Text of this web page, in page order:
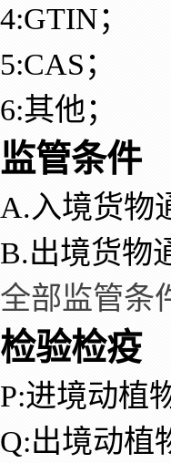
4:GTIN；
5:CAS；
6:其他；
监管条件
A.入境货物
B.出境货物
全部监管条
检验检疫
P:进境动植
Q:出境动植